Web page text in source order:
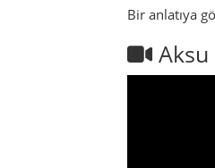
Bir anlatıya